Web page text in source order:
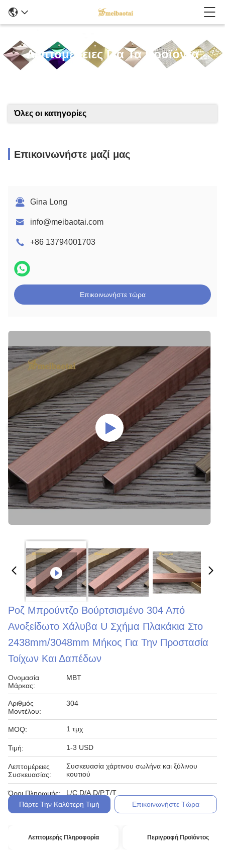
Λεπτομέρειες Για Τα Προϊόντα
Όλες οι κατηγορίες
Επικοινωνήστε μαζί μας
Gina Long
info@meibaotai.com
+86 13794001703
Επικοινωνήστε τώρα
Ροζ Μπρούντζο Βούρτσισμένο 304 Από
Ανοξείδωτο Χάλυβα U Σχήμα Πλακάκια Στο
2438mm/3048mm Μήκος Για Την Προστασία
Τοίχων Και Δαπέδων
Ονομασία
Μάρκας:
MBT
Αριθμός
Μοντέλου:
304
MOQ: 1 τμχ
Τιμή: 1-3 USD
Λεπτομέρειες
Συσκευασίας:
Συσκευασία χάρτινου σωλήνα και ξύλινου
κουτιού
Όροι Πληρωμής:
L/C,D/A,D/P,T/T
Πάρτε Την Καλύτερη Τιμή
Επικοινωνήστε Τώρα
Λεπτομερής Πληροφορία Περιγραφή Προϊόντος